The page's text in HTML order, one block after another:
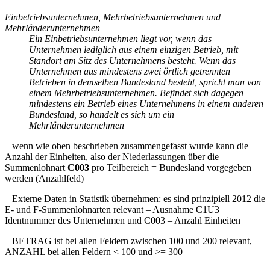
Einbetriebsunternehmen, Mehrbetriebsunternehmen und
Mehrländerunternehmen
Ein Einbetriebsunternehmen liegt vor, wenn das
Unternehmen lediglich aus einem einzigen Betrieb, mit
Standort am Sitz des Unternehmens besteht. Wenn das
Unternehmen aus mindestens zwei örtlich getrennten
Betrieben in demselben Bundesland besteht, spricht man von
einem Mehrbetriebsunternehmen. Befindet sich dagegen
mindestens ein Betrieb eines Unternehmens in einem anderen
Bundesland, so handelt es sich um ein
Mehrländerunternehmen
– wenn wie oben beschrieben zusammengefasst wurde kann die
Anzahl der Einheiten, also der Niederlassungen über die
Summenlohnart C003 pro Teilbereich = Bundesland vorgegeben
werden (Anzahlfeld)
– Externe Daten in Statistik übernehmen: es sind prinzipiell 2012 die
E- und F-Summenlohnarten relevant – Ausnahme C1U3
Identnummer des Unternehmen und C003 – Anzahl Einheiten
– BETRAG ist bei allen Feldern zwischen 100 und 200 relevant,
ANZAHL bei allen Feldern < 100 und >= 300